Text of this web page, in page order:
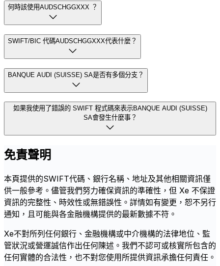
何時該使用AUDSCHGGXXX ？
SWIFT/BIC 代碼AUDSCHGGXXX代表什麼？
BANQUE AUDI (SUISSE) SA是否有多個分支？
如果我使用了錯誤的 SWIFT 程式碼來表示BANQUE AUDI (SUISSE)
SA會發生什麼事？
免責聲明
本頁提供的SWIFT代碼、銀行名稱、地址及其他相關資訊僅
供一般參考。儘管我們努力確保資訊的準確性，但 Xe 不保證
資訊的完整性、時效性或無錯誤性。詳情如有變更，恕不另行
通知，且可能與各金融機構提供的最新數據不符。
Xe不對所列任何銀行、金融機構或中介機構的法律地位、監
管狀況或營運誠信作出任何陳述。我們不認可或核實所包含的
任何實體的合法性，也不對您使用所提供資訊承擔任何責任。